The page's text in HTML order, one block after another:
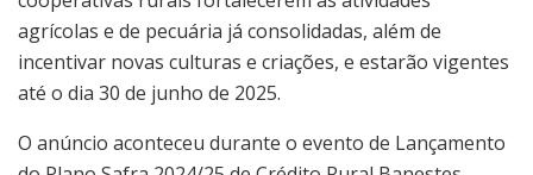
agrícolas e de pecuária já consolidadas, além de
incentivar novas culturas e criações, e estarão vigentes
até o dia 30 de junho de 2025.
O anúncio aconteceu durante o evento de Lançamento